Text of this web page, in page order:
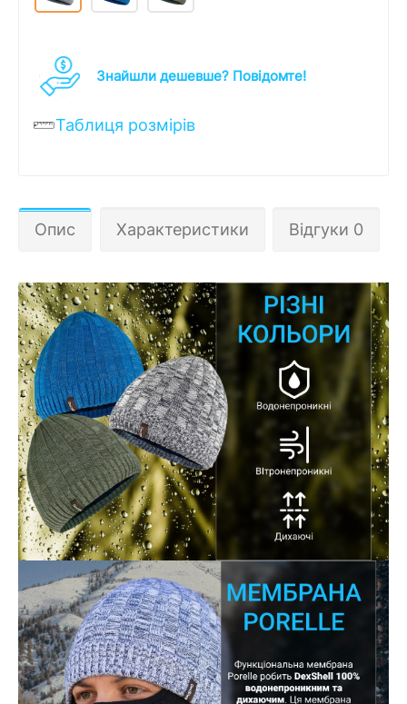
Знайшли дешевше? Повідомте!
Таблиця розмірів
Опис Характеристики Відгуки 0